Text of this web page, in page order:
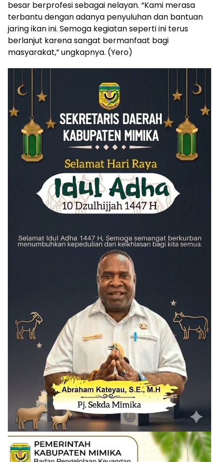
besar berprofesi sebagai nelayan. “Kami merasa
terbantu dengan adanya penyuluhan dan bantuan
jaring ikan ini. Semoga kegiatan seperti ini terus
berlanjut karena sangat bermanfaat bagi
masyarakat,” ungkapnya. (Yero)